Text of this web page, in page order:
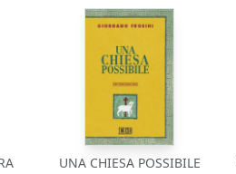
UNA CHIESA POSSIBILE